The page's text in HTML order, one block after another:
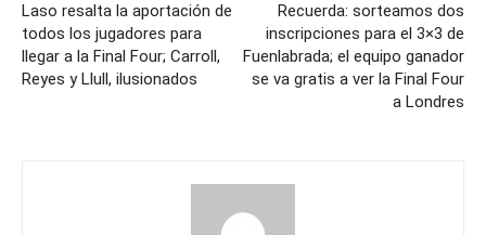
Laso resalta la aportación de
todos los jugadores para
llegar a la Final Four; Carroll,
Reyes y Llull, ilusionados
Recuerda: sorteamos dos
inscripciones para el 3×3 de
Fuenlabrada; el equipo ganador
se va gratis a ver la Final Four
a Londres